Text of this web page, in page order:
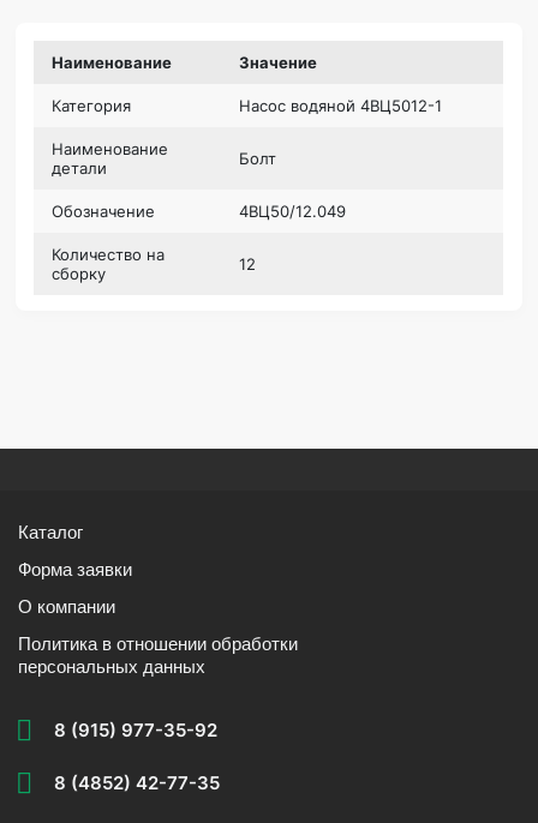
Наименование Значение
Категория Насос водяной 4ВЦ5012-1
Наименование
детали
Болт
Обозначение 4ВЦ50/12.049
Количество на
сборку
12
Каталог
Форма заявки
О компании
Политика в отношении обработки
персональных данных
8 (915) 977-35-92
8 (4852) 42-77-35